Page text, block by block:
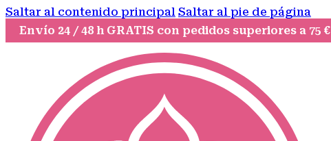
Saltar al contenido principal Saltar al pie de página
Envío 24 / 48 h GRATIS con pedidos superiores a 75 €